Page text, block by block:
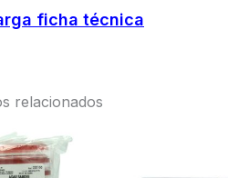
ficha técnica
relacionados